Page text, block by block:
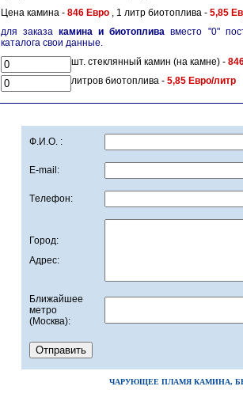
Цена камина -846 Евро , 1 литр биотоплива - 5,85
для заказакамина и биотоплива вместо "0"
каталога свои данные.
шт. стеклянный камин (на камне) -
литров биотоплива -5,85 Евро/литр
Ф.И.О. :
E-mail:
Tелефон:
Город:
Адрес:
Ближайшее
метро
(Москва):
ЧАРУЮЩЕЕ ПЛАМЯ КАМИНА,